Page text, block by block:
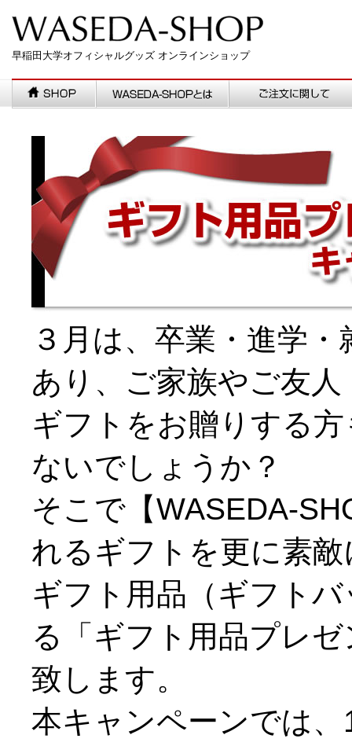
早稲田大学オフィシャルグッズ オンラインショップ
３月は、卒業・進学
あり、ご家族やご友
ギフトをお贈りする
ないでしょうか？
そこで【WASEDA-
れるギフトを更に素
ギフト用品（ギフト
る「ギフト用品プレ
致します。
本キャンペーンでは